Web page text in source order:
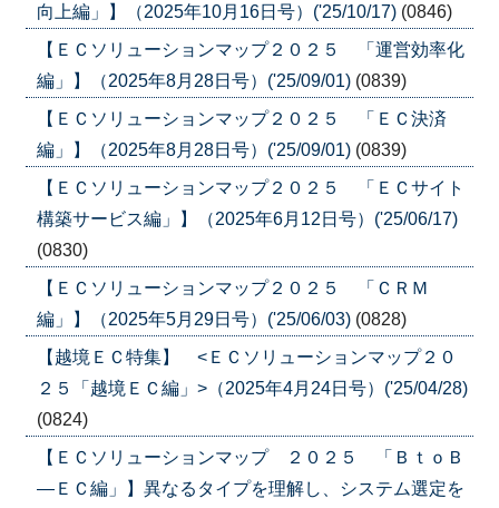
向上編」】（2025年10月16日号）('25/10/17) (0846)
【ＥＣソリューションマップ２０２５ 「運営効率化
編」】（2025年8月28日号）('25/09/01) (0839)
【ＥＣソリューションマップ２０２５ 「ＥＣ決済
編」】（2025年8月28日号）('25/09/01) (0839)
【ＥＣソリューションマップ２０２５ 「ＥＣサイト
構築サービス編」】（2025年6月12日号）('25/06/17)
(0830)
【ＥＣソリューションマップ２０２５ 「ＣＲＭ
編」】（2025年5月29日号）('25/06/03) (0828)
【越境ＥＣ特集】 <ＥＣソリューションマップ２０
２５「越境ＥＣ編」>（2025年4月24日号）('25/04/28)
(0824)
【ＥＣソリューションマップ ２０２５ 「ＢｔｏＢ
―ＥＣ編」】異なるタイプを理解し、システム選定を